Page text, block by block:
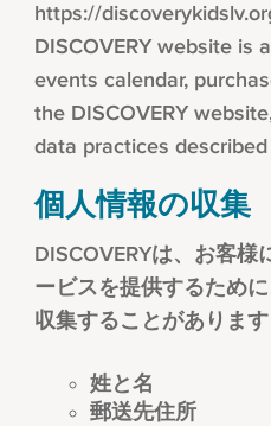
https://
DISCOVERY website is
events calendar,
the DISCOVERY
data practices
個人情報の収集
DISCOVERYは、お客
ービスを提供するため
収集することがあります
姓と名
郵送先住所